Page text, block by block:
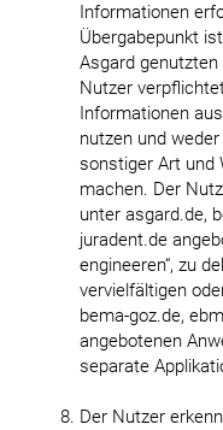
Informationen
Übergabepunkt
Asgard
Nutzer
Informationen
nutzen und
sonstiger Art und
machen. Der
unter asgard.de,
juradent.de
engineeren“, zu
vervielfältigen
bema-goz.de,
angebotenen
separate
Der Nutzer